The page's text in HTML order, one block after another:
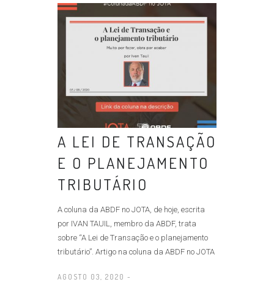
A LEI DE TRANSAÇÃO
E O PLANEJAMENTO
TRIBUTÁRIO
A coluna da ABDF no JOTA, de hoje, escrita
por IVAN TAUIL, membro da ABDF, trata
sobre “A Lei de Transação e o planejamento
tributário”. Artigo na coluna da ABDF no JOTA
AGOSTO 03, 2020 -